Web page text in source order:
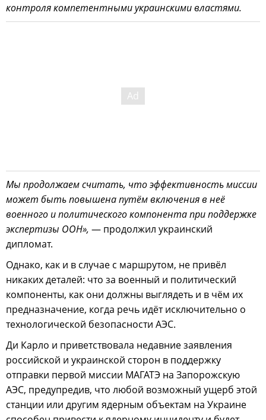
контроля компетентными украинскими властями.
Мы продолжаем считать, что эффективность миссии
может быть повышена путём включения в неё
военного и политического компонента при поддержке
экспертизы ООН», — продолжил украинский
дипломат.
Однако, как и в случае с маршрутом, не привёл
никаких деталей: что за военный и политический
компоненты, как они должны выглядеть и в чём их
предназначение, когда речь идёт исключительно о
технологической безопасности АЭС.
Ди Карло и приветствовала недавние заявления
российской и украинской сторон в поддержку
отправки первой миссии МАГАТЭ на Запорожскую
АЭС, предупредив, что любой возможный ущерб этой
станции или другим ядерным объектам на Украине